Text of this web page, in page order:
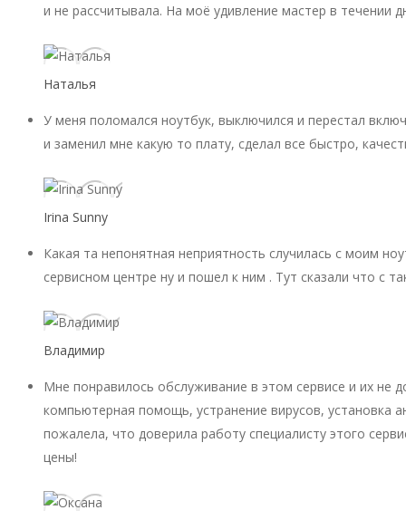
и не рассчитывала. На моё удивление мастер в течении
Наталья
У меня поломался ноутбук, выключился и перестал
и заменил мне какую то плату, сделал все быстро,
Irina Sunny
Какая та непонятная неприятность случилась с моим
сервисном центре ну и пошел к ним . Тут сказали что с
Владимир
Мне понравилось обслуживание в этом сервисе и их не
компьютерная помощь, устранение вирусов, установка
пожалела, что доверила работу специалисту этого
цены!